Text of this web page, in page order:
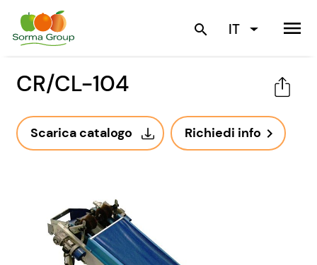
search IT menu
CR/CL-104
Scarica catalogo Richiedi info navigate_next